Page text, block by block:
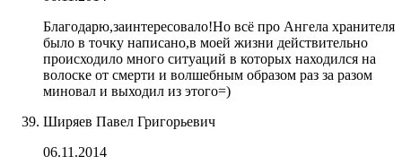
Благодарю,заинтересовало!Но всё про Ангела хранителя
было в точку написано,в моей жизни действительно
происходило много ситуаций в которых находился на
волоске от смерти и волшебным образом раз за разом
миновал и выходил из этого=)
Ширяев Павел Григорьевич
06.11.2014